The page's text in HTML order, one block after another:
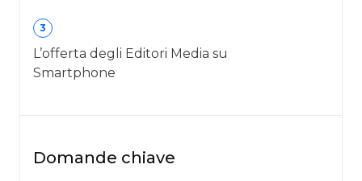
3
L’offerta degli Editori Media su
Smartphone
Domande chiave